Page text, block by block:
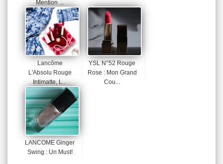
Mention ...
Lancôme
L'Absolu Rouge
Intimatte, L...
YSL N°52 Rouge
Rose : Mon Grand
Cou...
LANCOME Ginger
Swing : Un Must!